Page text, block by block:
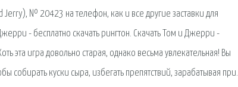
№ 20423 на телефон, как и все другие заставки для
- бесплатно скачать рингтон. Скачать Том и Джерри -
эта игра довольно старая, однако весьма увлекательная! Вы
куски сыра, избегать препятствий, зарабатывая при.